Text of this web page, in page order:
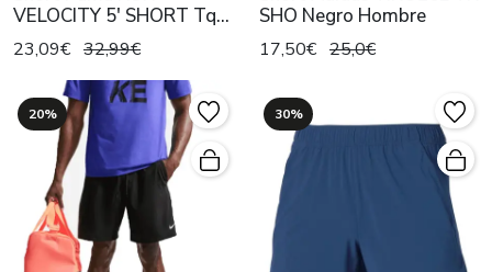
VELOCITY 5' SHORT Tq
Hombre
23,09€ 32,99€
SHO Negro Hombre
17,50€ 25,0€
20% 30%